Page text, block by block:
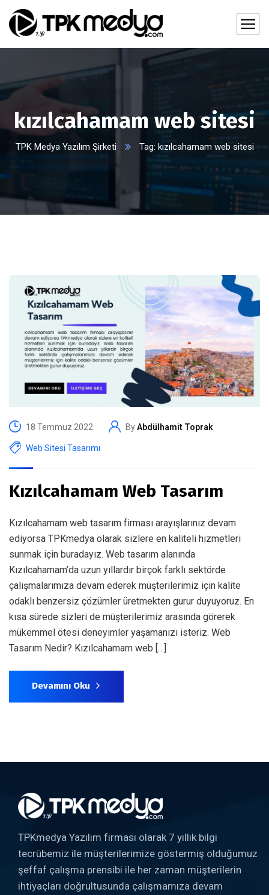
kızılcahamam web sitesi
TPK Medya Yazılım Şirketi Tag: kızılcahamam web sitesi
18 Temmuz 2022 ByAbdülhamit Toprak
Web Sitesi Tasarımı
Kızılcahamam Web Tasarım
Kızılcahamam web tasarım firması arayışlarınız devam
ediyorsa TPKmedya olarak sizlere en kaliteli hizmetleri
sunmak için buradayız. Web tasarım alanında
Kızılcahamam’da uzun yıllardır birçok farklı sektörde
çalışmalarımıza devam ederek müşterilerimiz için kalite
odaklı benzersiz çözümler üretmekten gurur duyuyoruz. En
kısa sürede sizleri de müşterilerimiz arasında görerek
mükemmel ötesi deneyimler yaşamanızı isteriz. Web
Tasarım Nedir? Kızılcahamam web […]
Devamını Oku
TPKmedya Yazılım firması olarak 7 yıllık bilgi
tecrübemiz ile müşterilerimize göstermiş olduğumuz
şeffaf çalışma prensibi ile her zaman müşterilerin
ihtiyaçları doğrultusunda çalışmamıza devam